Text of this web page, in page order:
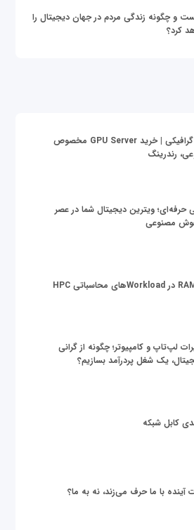
و چگونه زندگی مردم در جهان دیجیتال را
کرد؟
قیمت سرور گرافیکی | خرید GPU Server مخصوص
رندرینگ
ویترین دیجیتال شما در عصر
مصنوعی
لپ‌تاپ و کامپیوتر؛ چگونه از گرانی
یک شغل پردرآمد بسازیم؟
کابل شبکه
آینده با ما حرف می‌زند، نه به ما؟